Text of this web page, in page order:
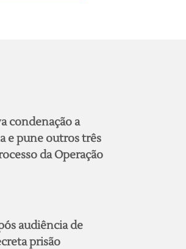
condenação a
e pune outros três
da Operação
audiência de
prisão